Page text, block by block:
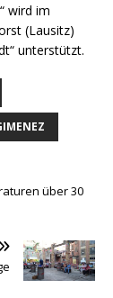
wird im
(Lausitz)
unterstützt.
über 30